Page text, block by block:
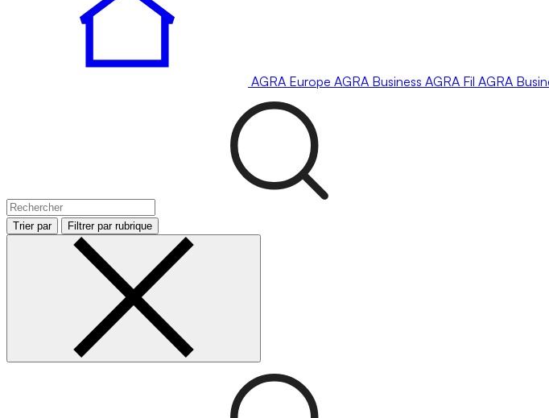
AGRA Europe AGRA Business AGRA Fil AGRA
Trier par Filtrer par rubrique